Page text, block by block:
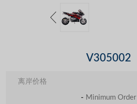
V305002
离岸价格
- Minimum Order